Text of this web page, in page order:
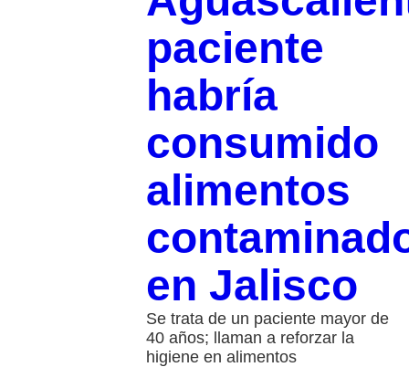
paciente
habría
consumido
alimentos
en Jalisco
Se trata de un paciente mayor de
40 años; llaman a reforzar la
higiene en alimentos